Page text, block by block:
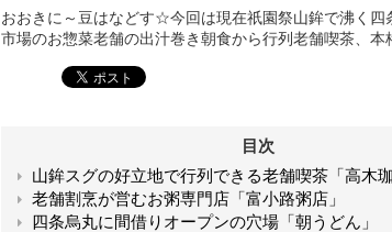
おおきに～豆はなどす☆今回は現在祇園祭山鉾で沸く
市場のお惣菜老舗の出汁巻き朝食から行列老舗喫茶、本
目次
山鉾スグの好立地で行列できる老舗喫茶「高木珈
老舗割烹が営むお粥専門店「富小路粥店」
四条烏丸に間借りオープンの穴場「朝うどん」